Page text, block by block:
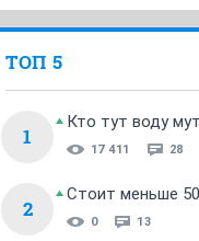
ТОП 5
1
Кто тут воду
17 411 28
2
Стоит меньше
0 13